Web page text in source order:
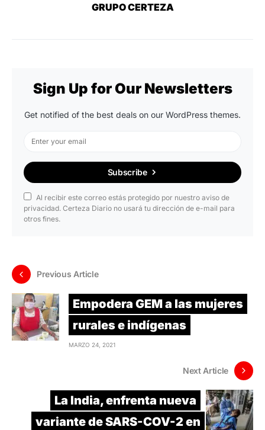
GRUPO CERTEZA
Sign Up for Our Newsletters
Get notified of the best deals on our WordPress themes.
Subscribe
Al recibir este correo estás protegido por nuestro aviso de
privacidad. Certeza Diario no usará tu dirección de e-mail para
otros fines.
Previous Article
Empodera GEM a las mujeres
rurales e indígenas
MARZO 24, 2021
Next Article
La India, enfrenta nueva
variante de SARS-COV-2 en